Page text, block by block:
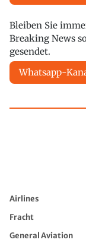
Bleiben Sie
Breaking News
gesendet.
Whatsapp-
Airlines
Fracht
General Aviation